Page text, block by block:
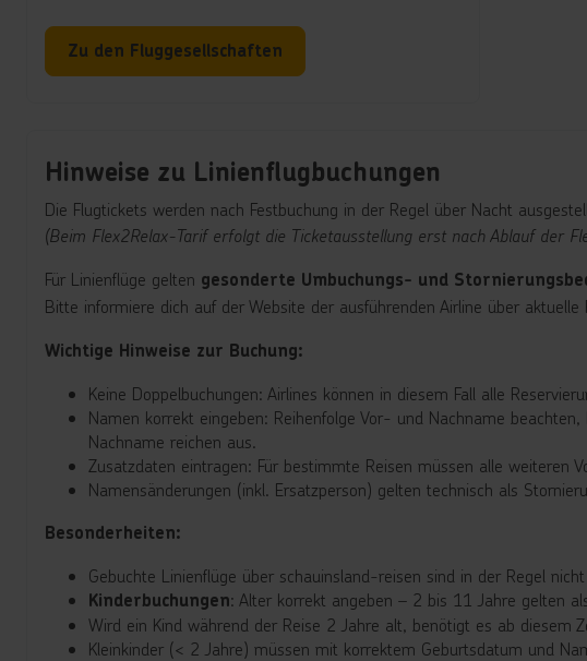
Zu den Fluggesellschaften
Hinweise zu Linienflugbuchungen
Die Flugtickets werden nach Festbuchung in der Regel über Nacht
(Beim Flex2Relax-Tarif erfolgt die Ticketausstellung erst nach Ablauf der
Für Linienflüge gelten gesonderte Umbuchungs- und
Bitte informiere dich auf der Website der ausführenden Airline über
Wichtige Hinweise zur Buchung:
Keine Doppelbuchungen: Airlines können in diesem Fall alle
Namen korrekt eingeben: Reihenfolge Vor- und Nachname
Nachname reichen aus.
Zusatzdaten eintragen: Für bestimmte Reisen müssen alle weiteren
Namensänderungen (inkl. Ersatzperson) gelten technisch als
Besonderheiten:
Gebuchte Linienflüge über schauinsland-reisen sind in der Regel
Kinderbuchungen: Alter korrekt angeben – 2 bis 11 Jahre gelten
Wird ein Kind während der Reise 2 Jahre alt, benötigt es ab diesem
Kleinkinder (< 2 Jahre) müssen mit korrektem Geburtsdatum und